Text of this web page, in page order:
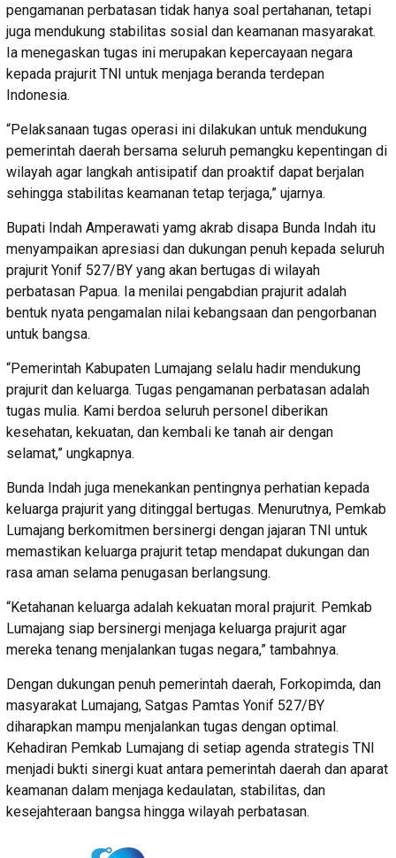
pengamanan perbatasan tidak hanya soal pertahanan, tetapi
juga mendukung stabilitas sosial dan keamanan masyarakat.
Ia menegaskan tugas ini merupakan kepercayaan negara
kepada prajurit TNI untuk menjaga beranda terdepan
Indonesia.
“Pelaksanaan tugas operasi ini dilakukan untuk mendukung
pemerintah daerah bersama seluruh pemangku kepentingan di
wilayah agar langkah antisipatif dan proaktif dapat berjalan
sehingga stabilitas keamanan tetap terjaga,” ujarnya.
Bupati Indah Amperawati yamg akrab disapa Bunda Indah itu
menyampaikan apresiasi dan dukungan penuh kepada seluruh
prajurit Yonif 527/BY yang akan bertugas di wilayah
perbatasan Papua. Ia menilai pengabdian prajurit adalah
bentuk nyata pengamalan nilai kebangsaan dan pengorbanan
untuk bangsa.
“Pemerintah Kabupaten Lumajang selalu hadir mendukung
prajurit dan keluarga. Tugas pengamanan perbatasan adalah
tugas mulia. Kami berdoa seluruh personel diberikan
kesehatan, kekuatan, dan kembali ke tanah air dengan
selamat,” ungkapnya.
Bunda Indah juga menekankan pentingnya perhatian kepada
keluarga prajurit yang ditinggal bertugas. Menurutnya, Pemkab
Lumajang berkomitmen bersinergi dengan jajaran TNI untuk
memastikan keluarga prajurit tetap mendapat dukungan dan
rasa aman selama penugasan berlangsung.
“Ketahanan keluarga adalah kekuatan moral prajurit. Pemkab
Lumajang siap bersinergi menjaga keluarga prajurit agar
mereka tenang menjalankan tugas negara,” tambahnya.
Dengan dukungan penuh pemerintah daerah, Forkopimda, dan
masyarakat Lumajang, Satgas Pamtas Yonif 527/BY
diharapkan mampu menjalankan tugas dengan optimal.
Kehadiran Pemkab Lumajang di setiap agenda strategis TNI
menjadi bukti sinergi kuat antara pemerintah daerah dan aparat
keamanan dalam menjaga kedaulatan, stabilitas, dan
kesejahteraan bangsa hingga wilayah perbatasan.